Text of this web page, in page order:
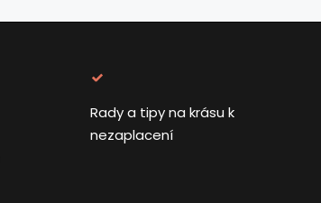
Rady a tipy na krásu k
nezaplacení